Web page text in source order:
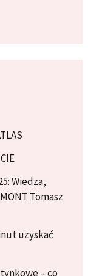
Wiedza,
Tomasz
uzyskać
– co